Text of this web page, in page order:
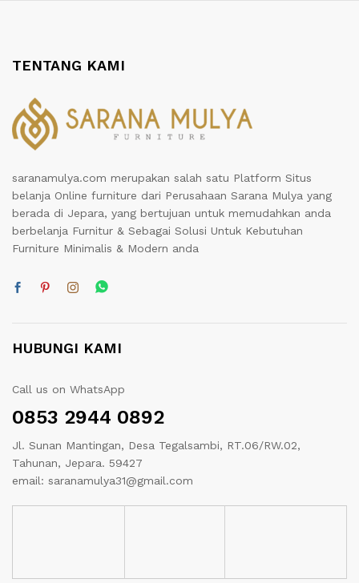
TENTANG KAMI
saranamulya.com merupakan salah satu Platform Situs
belanja Online furniture dari Perusahaan Sarana Mulya yang
berada di Jepara, yang bertujuan untuk memudahkan anda
berbelanja Furnitur & Sebagai Solusi Untuk Kebutuhan
Furniture Minimalis & Modern anda
HUBUNGI KAMI
Call us on WhatsApp
0853 2944 0892
Jl. Sunan Mantingan, Desa Tegalsambi, RT.06/RW.02,
Tahunan, Jepara. 59427
email: saranamulya31@gmail.com